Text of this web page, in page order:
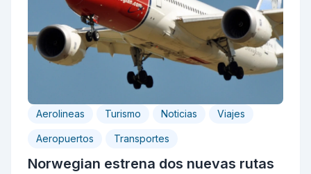
Aerolineas Turismo Noticias Viajes
Aeropuertos Transportes
Norwegian estrena dos nuevas rutas